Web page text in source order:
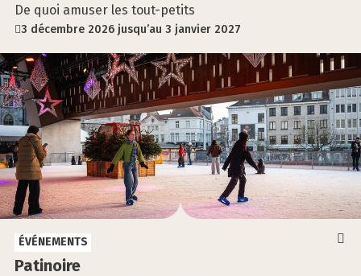
De quoi amuser les tout-petits
3 décembre 2026 jusqu’au 3 janvier 2027
Pati­noire
ÉVÉNEMENTS